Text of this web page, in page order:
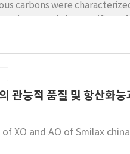
carbons were
width near 0.65 nm was
The KOH activation
of the average
were strongly governed by
the porosity of
관능적 품질 및 항산화
XO and AO of Smilax